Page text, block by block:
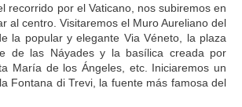
recorrido por el Vaticano, nos subiremos en
al centro. Visitaremos el Muro Aureliano del
la popular y elegante Via Véneto, la plaza
de las Náyades y la basílica creada por
María de los Ángeles, etc. Iniciaremos un
Fontana di Trevi, la fuente más famosa del